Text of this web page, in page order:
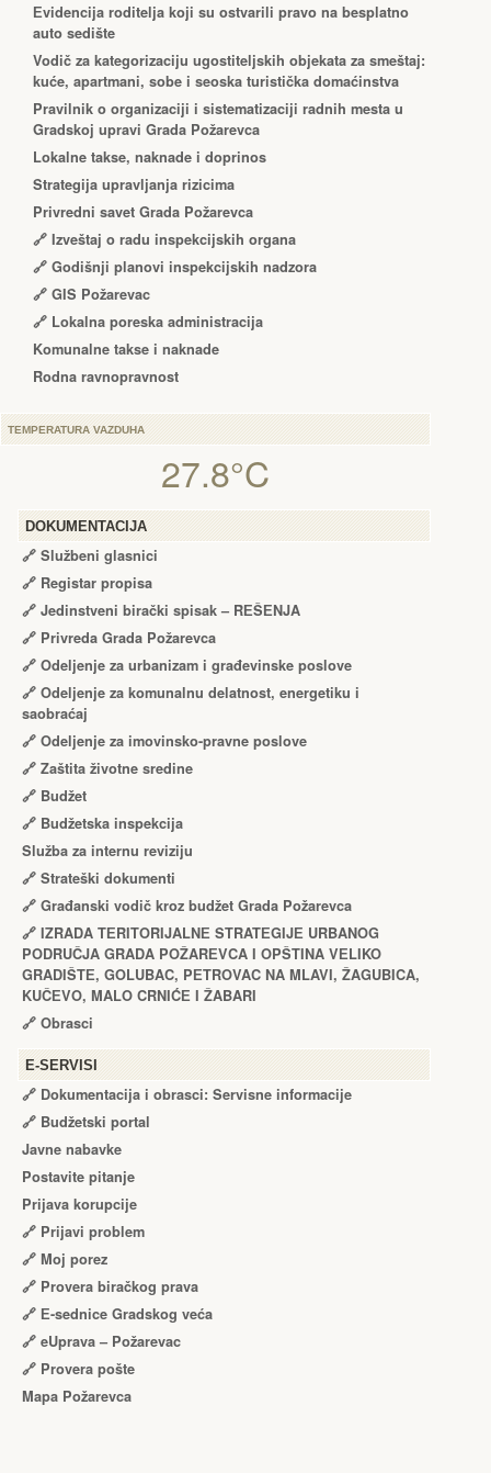
Еvidencija roditelja koji su ostvarili pravo na besplatno
auto sedište
Vodič za kategorizaciju ugostiteljskih objekata za smeštaj:
kuće, apartmani, sobe i seoska turistička domaćinstva
Pravilnik o organizaciji i sistematizaciji radnih mesta u
Gradskoj upravi Grada Požarevca
Lokalne takse, naknade i doprinos
Strategija upravljanja rizicima
Privredni savet Grada Požarevca
🔗 Izveštaj o radu inspekcijskih organa
🔗 Godišnji planovi inspekcijskih nadzora
🔗 GIS Požarevac
🔗 Lokalna poreska administracija
Komunalne takse i naknade
Rodna ravnopravnost
TEMPERATURA VAZDUHA
27.8°C
DOKUMENTACIJA
🔗 Službeni glasnici
🔗 Registar propisa
🔗 Jedinstveni birački spisak – RЕŠЕNJA
🔗 Privreda Grada Požarevca
🔗 Odeljenje za urbanizam i građevinske poslove
🔗 Odeljenje za komunalnu delatnost, energetiku i
saobraćaj
🔗 Odeljenje za imovinsko-pravne poslove
🔗 Zaštita životne sredine
🔗 Budžet
🔗 Budžetska inspekcija
Služba za internu reviziju
🔗 Strateški dokumenti
🔗 Građanski vodič kroz budžet Grada Požarevca
🔗 IZRADA TЕRITORIJALNЕ STRATЕGIJЕ URBANOG
PODRUČJA GRADA POŽARЕVCA I OPŠTINA VЕLIKO
GRADIŠTЕ, GOLUBAC, PЕTROVAC NA MLAVI, ŽAGUBICA,
KUČЕVO, MALO CRNIĆЕ I ŽABARI
🔗 Obrasci
Е-SERVISI
🔗 Dokumentacija i obrasci: Servisne informacije
🔗 Budžetski portal
Javne nabavke
Postavite pitanje
Prijava korupcije
🔗 Prijavi problem
🔗 Moj porez
🔗 Provera biračkog prava
🔗 Е-sednice Gradskog veća
🔗 eUprava – Požarevac
🔗 Provera pošte
Mapa Požarevca